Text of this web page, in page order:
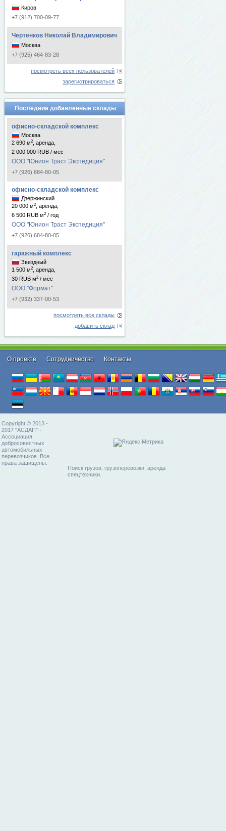
Киров
+7 (912) 700-09-77
Чертенков Николай Владимирович
Москва
+7 (925) 464-83-28
посмотреть всех пользователей
зарегистрироваться
Последние добавленные склады
офисно-складской комплекс
Москва
2 690 м2
, аренда,
2 000 000 RUB / мес
ООО "Юнион Траст Экспедиция"
+7 (926) 684-80-05
офисно-складской комплекс
Дзержинский
20 000 м2
, аренда,
6 500 RUB м2 / год
ООО "Юнион Траст Экспедиция"
+7 (926) 684-80-05
гаражный комплекс
Звездный
1 500 м2
, аренда,
30 RUB м2 / мес
ООО "Формат"
+7 (932) 337-00-53
посмотреть все склады
добавить склад
О проекте Cотрудничество Контакты
Copyright © 2013 -
2017 "АСДАП" -
Ассоциация
добросовестных
автомобильных
перевозчиков. Все
права защищены.
Поиск грузов, грузоперевозки, аренда
спецтехники.